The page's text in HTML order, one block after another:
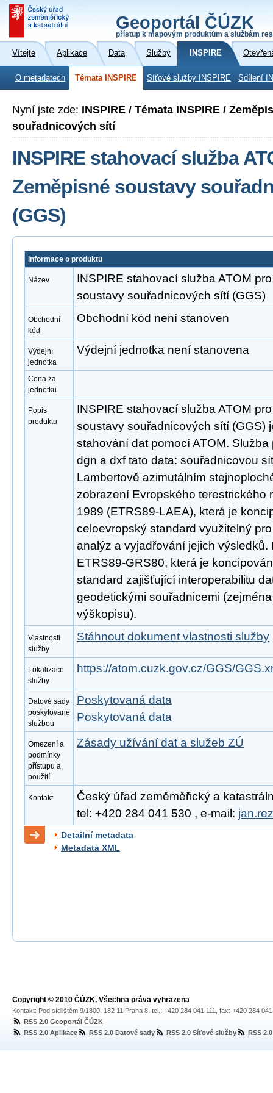
Geoportál ČÚZK
přístup k mapovým produktům a službám
Vítejte Aplikace Data Služby INSPIRE
O metadatech Témata INSPIRE Síťové služby INSPIRE Sdílení
Nyní jste zde: INSPIRE / Témata INSPIRE /
souřadnicových sítí
INSPIRE stahovací služba
Zeměpisné soustavy
(GGS)
Informace o produktu
Název
INSPIRE stahovací služba ATOM
soustavy souřadnicových sítí (GGS)
Obchodní
kód
Obchodní kód není stanoven
Výdejní
jednotka
Výdejní jednotka není stanovena
Cena za
jednotku
Popis
produktu
INSPIRE stahovací služba ATOM
soustavy souřadnicových sítí (GGS)
stahování dat pomocí ATOM.
dgn a dxf tato data: souřadnicovou
Lambertově azimutálním
zobrazení Evropského terestrického
1989 (ETRS89-LAEA), která je
celoevropský standard využitelný
analýz a vyjadřování jejich
ETRS89-GRS80, která je
standard zajišťující interoperabilitu
geodetickými souřadnicemi
výškopisu).
Vlastnosti
služby
Stáhnout dokument vlastnosti služby
Lokalizace
služby
https://atom.cuzk.gov.cz/GGS/
Datové sady
poskytované
službou
Poskytovaná data
Poskytovaná data
Omezení a
podmínky
přístupu a
použití
Zásady užívání dat a služeb ZÚ
Kontakt
Český úřad zeměměřický a
tel: +420 284 041 530 , e-mail:
Detailní metadata
Metadata XML
Copyright © 2010 ČÚZK, Všechna práva vyhrazena
Kontakt: Pod sídlištěm 9/1800, 182 11 Praha 8, tel.: +420 284 041 111, fax: +420 284
RSS 2.0 Geoportál ČÚZK
RSS 2.0 Aplikace
RSS 2.0 Datové sady RSS 2.0 Síťové služby RSS